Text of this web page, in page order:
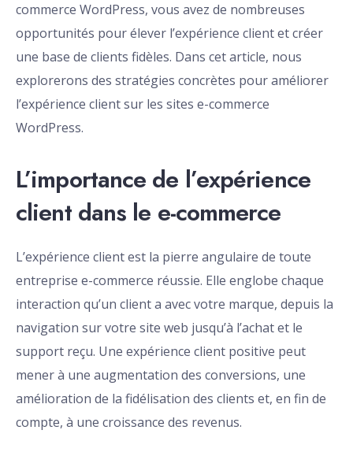
commerce WordPress, vous avez de nombreuses
opportunités pour élever l’expérience client et créer
une base de clients fidèles. Dans cet article, nous
explorerons des stratégies concrètes pour améliorer
l’expérience client sur les sites e-commerce
WordPress.
L’importance de l’expérience
client dans le e-commerce
L’expérience client est la pierre angulaire de toute
entreprise e-commerce réussie. Elle englobe chaque
interaction qu’un client a avec votre marque, depuis la
navigation sur votre site web jusqu’à l’achat et le
support reçu. Une expérience client positive peut
mener à une augmentation des conversions, une
amélioration de la fidélisation des clients et, en fin de
compte, à une croissance des revenus.